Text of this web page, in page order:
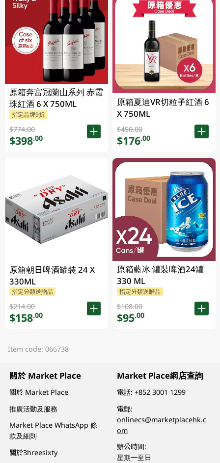
原箱奔富冠蘭山系列 赤霞
珠紅酒 6 X 750ML
指定品牌9折
$774.00
$398.00
原箱朝日啤酒罐裝 24 X
330ML
指定分類送贈品
$214.00
$158.00
原箱夏迪VR切粒子紅酒 6
X 750ML
$450.00
$176.00
原箱藍冰 罐裝啤酒24罐
330 ML
指定分類送贈品
$108.00
$95.00
Item code: 066738
關於 Market Place
關於 Market Place
推廣活動及服務
Market Place WhatsApp 條
款及細則
關於3hreesixty
Market Place網店查詢
電話:+852 3001 1299
電郵:
onlinecs@marketplacehk.c
om
辦公時間:
星期一至日